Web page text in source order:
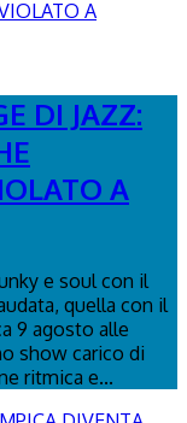
DI JAZZ:
A
e soul con il
quella con il
9 agosto alle
show carico di
ritmica e...